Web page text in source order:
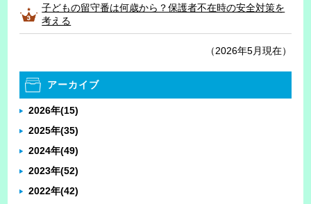
子どもの留守番は何歳から？保護者不在時の安全対策を
考える
（2026年5月現在）
アーカイブ
2026年(15)
2025年(35)
2024年(49)
2023年(52)
2022年(42)